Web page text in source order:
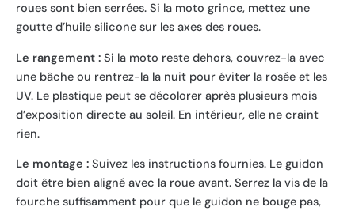
roues sont bien serrées. Si la moto grince, mettez une
goutte d’huile silicone sur les axes des roues.
Le rangement : Si la moto reste dehors, couvrez-la avec
une bâche ou rentrez-la la nuit pour éviter la rosée et les
UV. Le plastique peut se décolorer après plusieurs mois
d’exposition directe au soleil. En intérieur, elle ne craint
rien.
Le montage : Suivez les instructions fournies. Le guidon
doit être bien aligné avec la roue avant. Serrez la vis de la
fourche suffisamment pour que le guidon ne bouge pas,